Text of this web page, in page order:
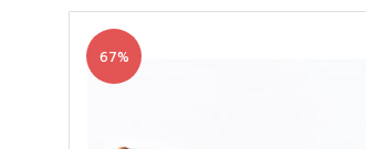
67%